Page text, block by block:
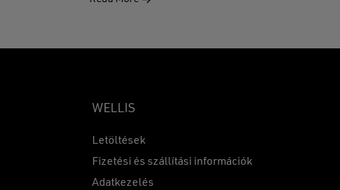
WELLIS
Letöltések
Fizetési és szállítási információk
Adatkezelés